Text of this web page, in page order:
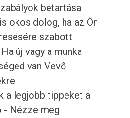
betartása
okos dolog, ha az Ön
szabott
új vagy a munka
van Vevő
a legjobb tippeket a
- Nézze meg